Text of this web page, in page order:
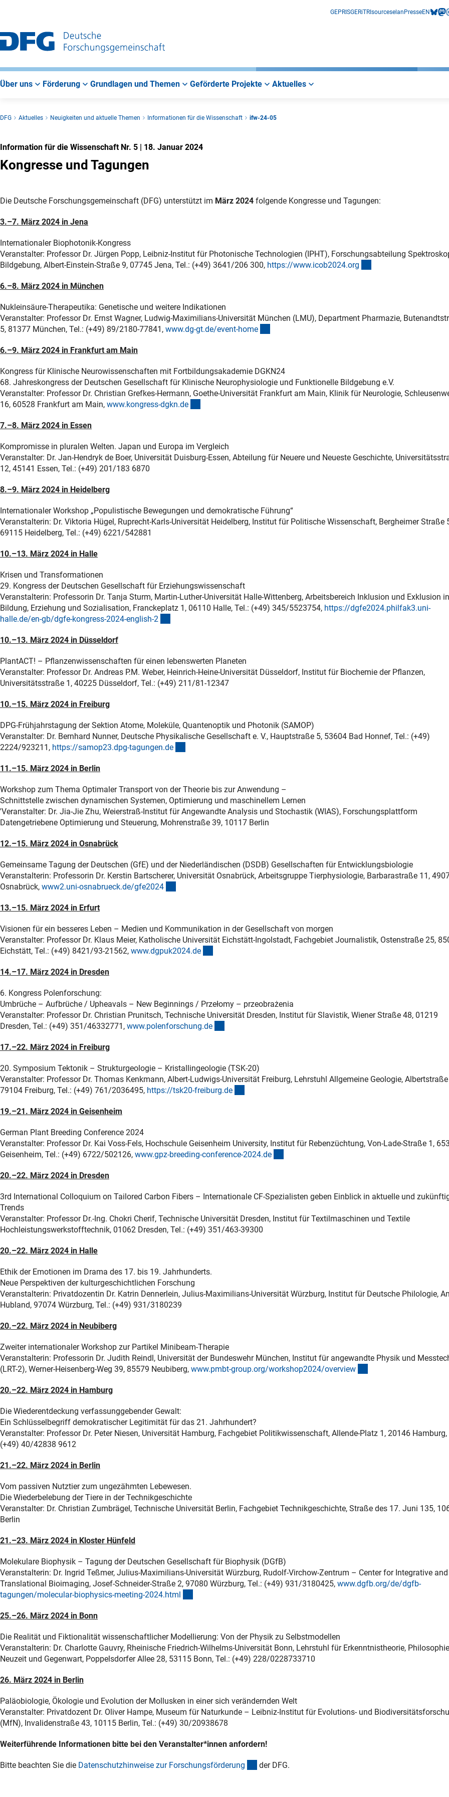
GEPRISGERiTRIsourceselan PresseEN
Über uns Förderung Grundlagen und Themen Geförderte Projekte Aktuelles
DFG Aktuelles Neuigkeiten und aktuelle Themen Informationen für die Wissenschaft ifw-24-05
Information für die Wissenschaft Nr. 5 | 18. Januar 2024
Kongresse und Tagungen
Die Deutsche Forschungsgemeinschaft (DFG) unterstützt im März 2024 folgende Kongresse und Tagungen:
3.–7. März 2024 in Jena
Internationaler Biophotonik-Kongress
Veranstalter: Professor Dr. Jürgen Popp, Leibniz-Institut für Photonische Technologien (IPHT), Forschungsabteilung
Bildgebung, Albert-Einstein-Straße 9, 07745 Jena, Tel.: (+49) 3641/206 300, https://www.icob2024.org
6.–8. März 2024 in München
Nukleinsäure-Therapeutika: Genetische und weitere Indikationen
Veranstalter: Professor Dr. Ernst Wagner, Ludwig-Maximilians-Universität München (LMU), Department Pharmazie,
5, 81377 München, Tel.: (+49) 89/2180-77841, www.dg-gt.de/event-home
6.–9. März 2024 in Frankfurt am Main
Kongress für Klinische Neurowissenschaften mit Fortbildungsakademie DGKN24
68. Jahreskongress der Deutschen Gesellschaft für Klinische Neurophysiologie und Funktionelle Bildgebung e.V.
Veranstalter: Professor Dr. Christian Grefkes-Hermann, Goethe-Universität Frankfurt am Main, Klinik für Neurologie,
16, 60528 Frankfurt am Main, www.kongress-dgkn.de
7.–8. März 2024 in Essen
Kompromisse in pluralen Welten. Japan und Europa im Vergleich
Veranstalter: Dr. Jan-Hendryk de Boer, Universität Duisburg-Essen, Abteilung für Neuere und Neueste Geschichte,
12, 45141 Essen, Tel.: (+49) 201/183 6870
8.–9. März 2024 in Heidelberg
Internationaler Workshop „Populistische Bewegungen und demokratische Führung“
Veranstalterin: Dr. Viktoria Hügel, Ruprecht-Karls-Universität Heidelberg, Institut für Politische Wissenschaft, Bergheimer Straße
69115 Heidelberg, Tel.: (+49) 6221/542881
10.–13. März 2024 in Halle
Krisen und Transformationen
29. Kongress der Deutschen Gesellschaft für Erziehungswissenschaft
Veranstalterin: Professorin Dr. Tanja Sturm, Martin-Luther-Universität Halle-Wittenberg, Arbeitsbereich Inklusion und Exklusion in
Bildung, Erziehung und Sozialisation, Franckeplatz 1, 06110 Halle, Tel.: (+49) 345/5523754, https://dgfe2024.philfak3.uni-
halle.de/en-gb/dgfe-kongress-2024-english-2
10.–13. März 2024 in Düsseldorf
PlantACT! – Pflanzenwissenschaften für einen lebenswerten Planeten
Veranstalter: Professor Dr. Andreas P.M. Weber, Heinrich-Heine-Universität Düsseldorf, Institut für Biochemie der Pflanzen,
Universitätsstraße 1, 40225 Düsseldorf, Tel.: (+49) 211/81-12347
10.–15. März 2024 in Freiburg
DPG-Frühjahrstagung der Sektion Atome, Moleküle, Quantenoptik und Photonik (SAMOP)
Veranstalter: Dr. Bernhard Nunner, Deutsche Physikalische Gesellschaft e. V., Hauptstraße 5, 53604 Bad Honnef, Tel.: (+49)
2224/923211, https://samop23.dpg-tagungen.de
11.–15. März 2024 in Berlin
Workshop zum Thema Optimaler Transport von der Theorie bis zur Anwendung –
Schnittstelle zwischen dynamischen Systemen, Optimierung und maschinellem Lernen
'Veranstalter: Dr. Jia-Jie Zhu, Weierstraß-Institut für Angewandte Analysis und Stochastik (WIAS), Forschungsplattform
Datengetriebene Optimierung und Steuerung, Mohrenstraße 39, 10117 Berlin
12.–15. März 2024 in Osnabrück
Gemeinsame Tagung der Deutschen (GfE) und der Niederländischen (DSDB) Gesellschaften für Entwicklungsbiologie
Veranstalterin: Professorin Dr. Kerstin Bartscherer, Universität Osnabrück, Arbeitsgruppe Tierphysiologie, Barbarastraße 11,
Osnabrück, www2.uni-osnabrueck.de/gfe2024
13.–15. März 2024 in Erfurt
Visionen für ein besseres Leben – Medien und Kommunikation in der Gesellschaft von morgen
Veranstalter: Professor Dr. Klaus Meier, Katholische Universität Eichstätt-Ingolstadt, Fachgebiet Journalistik, Ostenstraße 25,
Eichstätt, Tel.: (+49) 8421/93-21562, www.dgpuk2024.de
14.–17. März 2024 in Dresden
6. Kongress Polenforschung:
Umbrüche – Aufbrüche / Upheavals – New Beginnings / Przełomy – przeobrażenia
Veranstalter: Professor Dr. Christian Prunitsch, Technische Universität Dresden, Institut für Slavistik, Wiener Straße 48, 01219
Dresden, Tel.: (+49) 351/46332771, www.polenforschung.de
17.–22. März 2024 in Freiburg
20. Symposium Tektonik – Strukturgeologie – Kristallingeologie (TSK-20)
Veranstalter: Professor Dr. Thomas Kenkmann, Albert-Ludwigs-Universität Freiburg, Lehrstuhl Allgemeine Geologie,
79104 Freiburg, Tel.: (+49) 761/2036495, https://tsk20-freiburg.de
19.–21. März 2024 in Geisenheim
German Plant Breeding Conference 2024
Veranstalter: Professor Dr. Kai Voss-Fels, Hochschule Geisenheim University, Institut für Rebenzüchtung, Von-Lade-Straße 1,
Geisenheim, Tel.: (+49) 6722/502126, www.gpz-breeding-conference-2024.de
20.–22. März 2024 in Dresden
3rd International Colloquium on Tailored Carbon Fibers – Internationale CF-Spezialisten geben Einblick in aktuelle und
Trends
Veranstalter: Professor Dr.-Ing. Chokri Cherif, Technische Universität Dresden, Institut für Textilmaschinen und Textile
Hochleistungswerkstofftechnik, 01062 Dresden, Tel.: (+49) 351/463-39300
20.–22. März 2024 in Halle
Ethik der Emotionen im Drama des 17. bis 19. Jahrhunderts.
Neue Perspektiven der kulturgeschichtlichen Forschung
Veranstalterin: Privatdozentin Dr. Katrin Dennerlein, Julius-Maximilians-Universität Würzburg, Institut für Deutsche Philologie,
Hubland, 97074 Würzburg, Tel.: (+49) 931/3180239
20.–22. März 2024 in Neubiberg
Zweiter internationaler Workshop zur Partikel Minibeam-Therapie
Veranstalterin: Professorin Dr. Judith Reindl, Universität der Bundeswehr München, Institut für angewandte Physik und
(LRT-2), Werner-Heisenberg-Weg 39, 85579 Neubiberg, www.pmbt-group.org/workshop2024/overview
20.–22. März 2024 in Hamburg
Die Wiederentdeckung verfassunggebender Gewalt:
Ein Schlüsselbegriff demokratischer Legitimität für das 21. Jahrhundert?
Veranstalter: Professor Dr. Peter Niesen, Universität Hamburg, Fachgebiet Politikwissenschaft, Allende-Platz 1, 20146 Hamburg,
(+49) 40/42838 9612
21.–22. März 2024 in Berlin
Vom passiven Nutztier zum ungezähmten Lebewesen.
Die Wiederbelebung der Tiere in der Technikgeschichte
Veranstalter: Dr. Christian Zumbrägel, Technische Universität Berlin, Fachgebiet Technikgeschichte, Straße des 17. Juni 135,
Berlin
21.–23. März 2024 in Kloster Hünfeld
Molekulare Biophysik – Tagung der Deutschen Gesellschaft für Biophysik (DGfB)
Veranstalterin: Dr. Ingrid Teßmer, Julius-Maximilians-Universität Würzburg, Rudolf-Virchow-Zentrum – Center for Integrative and
Translational Bioimaging, Josef-Schneider-Straße 2, 97080 Würzburg, Tel.: (+49) 931/3180425, www.dgfb.org/de/dgfb-
tagungen/molecular-biophysics-meeting-2024.html
25.–26. März 2024 in Bonn
Die Realität und Fiktionalität wissenschaftlicher Modellierung: Von der Physik zu Selbstmodellen
Veranstalterin: Dr. Charlotte Gauvry, Rheinische Friedrich-Wilhelms-Universität Bonn, Lehrstuhl für Erkenntnistheorie,
Neuzeit und Gegenwart, Poppelsdorfer Allee 28, 53115 Bonn, Tel.: (+49) 228/0228733710
26. März 2024 in Berlin
Paläobiologie, Ökologie und Evolution der Mollusken in einer sich verändernden Welt
Veranstalter: Privatdozent Dr. Oliver Hampe, Museum für Naturkunde – Leibniz-Institut für Evolutions- und
(MfN), Invalidenstraße 43, 10115 Berlin, Tel.: (+49) 30/20938678
Weiterführende Informationen bitte bei den Veranstalter*innen anfordern!
Bitte beachten Sie die Datenschutzhinweise zur Forschungsförderung (interner Link)
der DFG.